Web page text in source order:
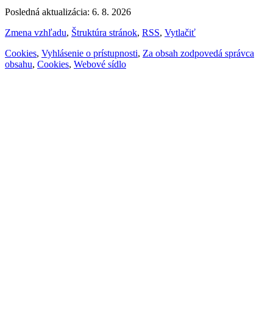
Posledná aktualizácia: 6. 8. 2026
Zmena vzhľadu, Štruktúra stránok, RSS, Vytlačiť
Cookies, Vyhlásenie o prístupnosti, Za obsah zodpovedá správca
obsahu, Cookies, Webové sídlo